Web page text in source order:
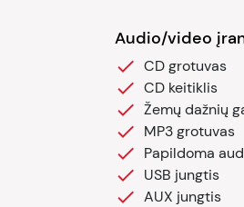
Audio/video
CD grotuvas
CD keitiklis
Žemų dažnių
MP3 grotuvas
Papildoma
USB jungtis
AUX jungtis